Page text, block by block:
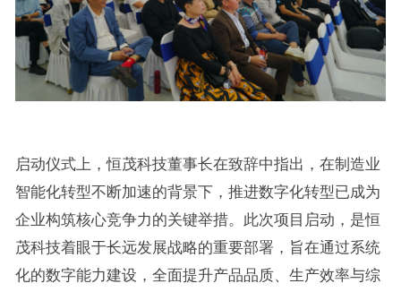
启动仪式上，恒茂科技董事长在致辞中指出，在制造业
智能化转型不断加速的背景下，推进数字化转型已成为
企业构筑核心竞争力的关键举措。此次项目启动，是恒
茂科技着眼于长远发展战略的重要部署，旨在通过系统
化的数字能力建设，全面提升产品品质、生产效率与综